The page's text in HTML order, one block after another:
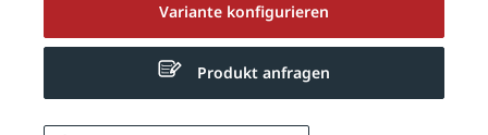
Variante konfigurieren
Produkt anfragen